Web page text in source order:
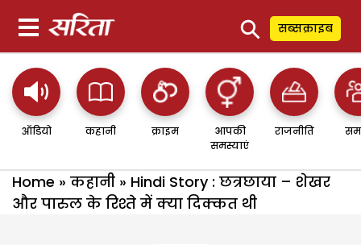
⚲ सब्सक्राइब
ऑडियो कहानी क्राइम
आपकी
समस्याएं
राजनीति
Home » कहानी » Hindi Story : छत्रछाया – शेखर
और पारुल के रिश्ते में क्या दिक्कत थी